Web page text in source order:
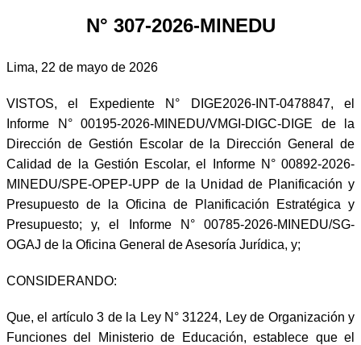
N° 307-2026-MINEDU
Lima, 22 de mayo de 2026
VISTOS, el Expediente N° DIGE2026-INT-0478847, el
Informe N° 00195-2026-MINEDU/VMGI-DIGC-DIGE de la
Dirección de Gestión Escolar de la Dirección General de
Calidad de la Gestión Escolar, el Informe N° 00892-2026-
MINEDU/SPE-OPEP-UPP de la Unidad de Planificación y
Presupuesto de la Oficina de Planificación Estratégica y
Presupuesto; y, el Informe N° 00785-2026-MINEDU/SG-
OGAJ de la Oficina General de Asesoría Jurídica, y;
CONSIDERANDO:
Que, el artículo 3 de la Ley N° 31224, Ley de Organización y
Funciones del Ministerio de Educación, establece que el